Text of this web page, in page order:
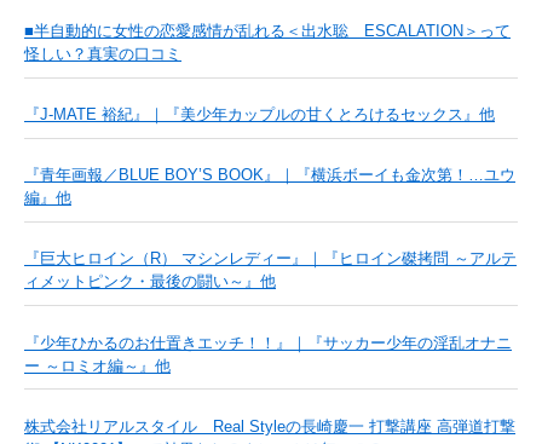
■半自動的に女性の恋愛感情が乱れる＜出水聡 ESCALATION＞って
怪しい？真実の口コミ
『J-MATE 裕紀』｜『美少年カップルの甘くとろけるセックス』他
『青年画報／BLUE BOY’S BOOK』｜『横浜ボーイも金次第！…ユウ
編』他
『巨大ヒロイン（R） マシンレディー』｜『ヒロイン磔拷問 ～アルテ
ィメットピンク・最後の闘い～』他
『少年ひかるのお仕置きエッチ！！』｜『サッカー少年の淫乱オナニ
ー ～ロミオ編～』他
株式会社リアルスタイル Real Styleの長崎慶一 打撃講座 高弾道打撃